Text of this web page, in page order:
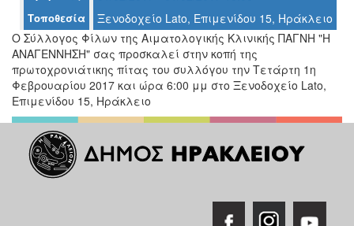
ΤΟΠΟΣ
ΜΑΣ
ΔΗΜΟΣ
ΠΟΛΙΤΙΣΜΟΣ
Τοποθεσία
Ξενοδοχείο Lato, Επιμενίδου 15, Ηράκλειο
Ο Σύλλογος Φίλων της Αιματολογικής Κλινικής ΠΑΓΝΗ "Η
ΑΝΑΓΕΝΝΗΣΗ" σας προσκαλεί στην κοπή της
πρωτοχρονιάτικης πίτας του συλλόγου την Τετάρτη 1η
Φεβρουαρίου 2017 και ώρα 6:00 μμ στο Ξενοδοχείο Lato,
Επιμενίδου 15, Ηράκλειο